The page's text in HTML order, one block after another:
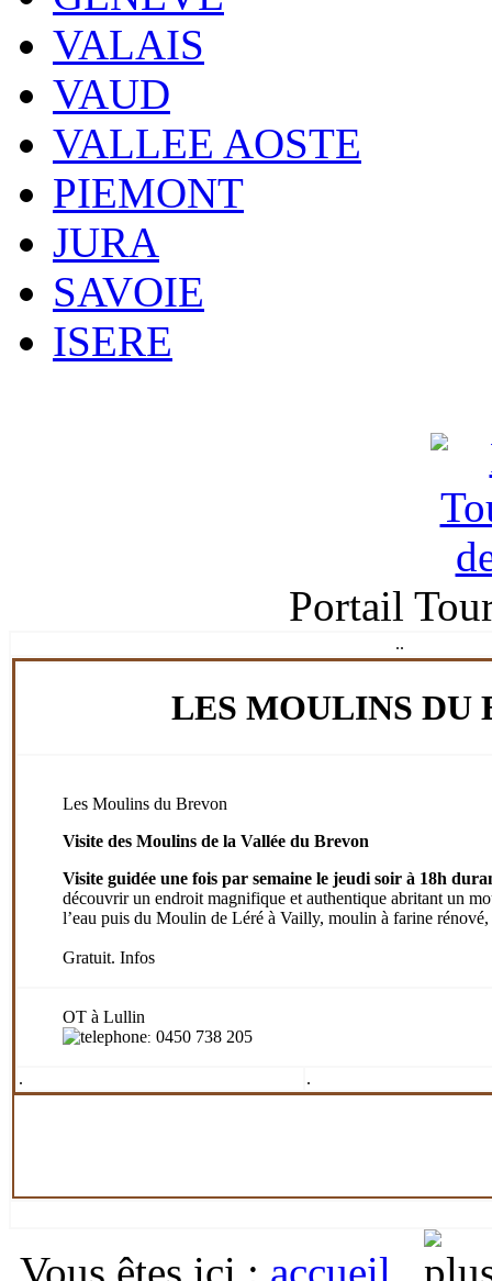
VALAIS
VAUD
VALLEE AOSTE
PIEMONT
JURA
SAVOIE
ISERE
Portail
..
LES MOULINS DU
Les Moulins du Brevon
Visite des Moulins de la Vallée du Brevon
Visite guidée une fois par semaine le jeudi soir à 18h
découvrir un endroit magnifique et authentique abritant un
l’eau puis du Moulin de Léré à Vailly, moulin à farine
Gratuit. Infos
OT à Lullin
: 0450 738 205
. .